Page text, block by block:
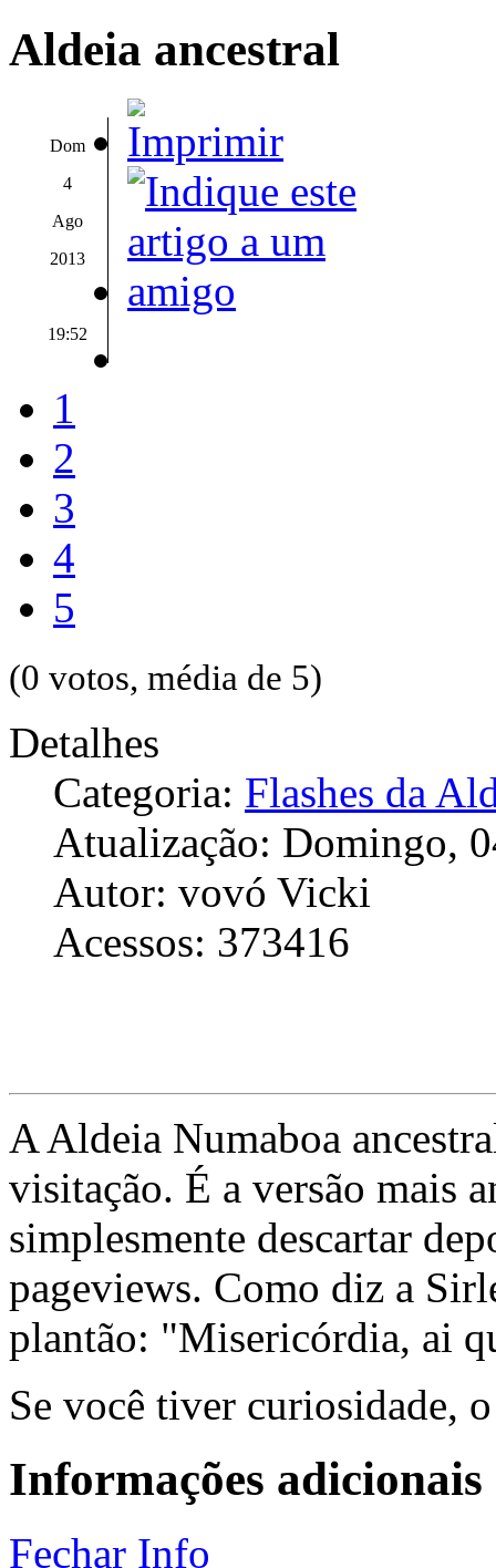
Aldeia ancestral
Dom
4
Ago
2013
19:52
1
2
3
4
5
(0 votos, média de 5)
Detalhes
Categoria: Flashes da
Atualização: Domingo,
Autor: vovó Vicki
Acessos: 373416
A Aldeia Numaboa
visitação. É a versão mais
simplesmente descartar
pageviews. Como diz a
plantão: "Misericórdia, ai
Se você tiver curiosidade,
Informações adicionais
Fechar Info